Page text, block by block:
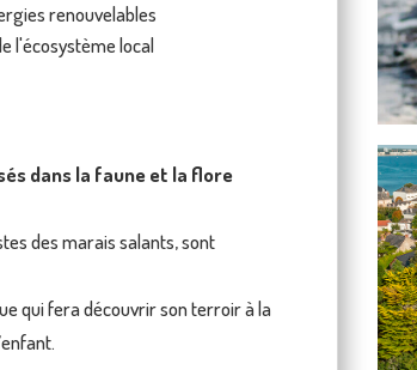
renouvelables
l'écosystème local
dans la faune et la flore
des marais salants, sont
qui fera découvrir son terroir à la